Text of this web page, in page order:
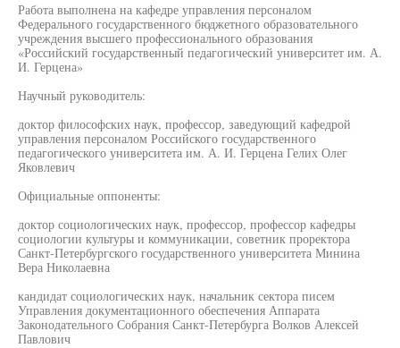
Работа выполнена на кафедре управления персоналом
Федерального государственного бюджетного образовательного
учреждения высшего профессионального образования
«Российский государственный педагогический университет им. А.
И. Герцена»
Научный руководитель:
доктор философских наук, профессор, заведующий кафедрой
управления персоналом Российского государственного
педагогического университета им. А. И. Герцена Гелих Олег
Яковлевич
Официальные оппоненты:
доктор социологических наук, профессор, профессор кафедры
социологии культуры и коммуникации, советник проректора
Санкт-Петербургского государственного университета Минина
Вера Николаевна
кандидат социологических наук, начальник сектора писем
Управления документационного обеспечения Аппарата
Законодательного Собрания Санкт-Петербурга Волков Алексей
Павлович